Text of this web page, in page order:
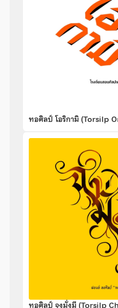
ทอศิลป์ โอริกามิ (Torsilp
ทอศิลป์ จงมั่งมี (Torsilp